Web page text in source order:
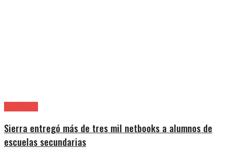
Sierra entregó más de tres mil netbooks a alumnos de
escuelas secundarias